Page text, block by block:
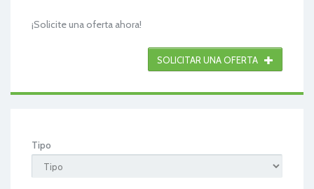
¡Solicite una oferta ahora!
SOLICITAR UNA OFERTA
Tipo